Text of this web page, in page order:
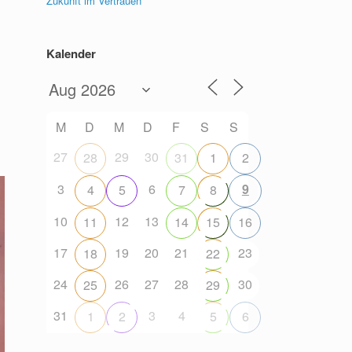
Kalender
M D M D F S
S
27
28 29 30 31 1
2
3
4 5 6 7 8
9
10
11 12 13 14 15
16
17
18 19 20 21 22
23
24
25 26 27 28 29
30
31
1 2 3 4 5 6